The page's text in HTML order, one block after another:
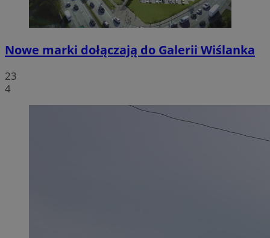
Nowe marki dołączają do Galerii Wiślanka
23
4